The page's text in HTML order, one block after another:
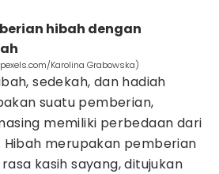
hibah dengan
Karolina Grabowska)
sedekah, dan hadiah
suatu pemberian,
memiliki perbedaan dari
merupakan pemberian
kasih sayang, ditujukan